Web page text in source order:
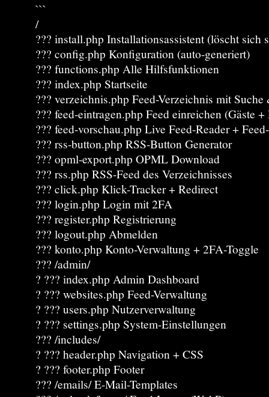
```
/
??? install.php Installationsassistent (löscht sich
??? config.php Konfiguration (auto-generiert)
??? functions.php Alle Hilfsfunktionen
??? index.php Startseite
??? verzeichnis.php Feed-Verzeichnis mit
??? feed-eintragen.php Feed einreichen (Gäste
??? feed-vorschau.php Live Feed-Reader +
??? rss-button.php RSS-Button Generator
??? opml-export.php OPML Download
??? rss.php RSS-Feed des Verzeichnisses
??? click.php Klick-Tracker + Redirect
??? login.php Login mit 2FA
??? register.php Registrierung
??? logout.php Abmelden
??? konto.php Konto-Verwaltung + 2FA-Toggle
??? /admin/
? ??? index.php Admin Dashboard
? ??? websites.php Feed-Verwaltung
? ??? users.php Nutzerverwaltung
? ??? settings.php System-Einstellungen
??? /includes/
? ??? header.php Navigation + CSS
? ??? footer.php Footer
??? /emails/ E-Mail-Templates